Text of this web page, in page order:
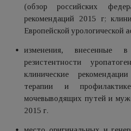
(обзор российских
рекомендаций 2015 г;
Европейской урологической
изменения,
резистентности
клинические
терапии и
мочевыводящих путей и
2015 г.